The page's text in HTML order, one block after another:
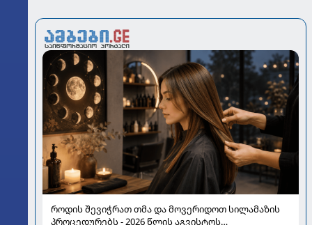
როდის შევიჭრათ თმა და მოვერიდოთ სილამაზის
პროცედურებს - 2026 წლის აგვისტოს